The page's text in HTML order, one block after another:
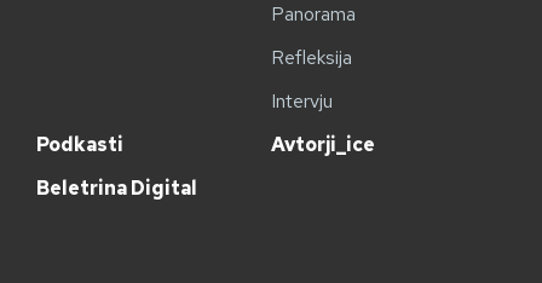
Panorama
Refleksija
Intervju
Podkasti
Avtorji_ice
Beletrina Digital